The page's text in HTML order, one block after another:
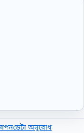
ডেটা অনুরোধ